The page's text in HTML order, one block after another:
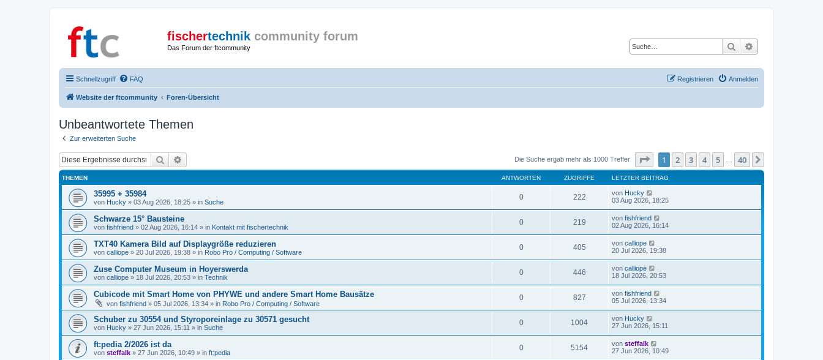
fischertechnik community forum
Das Forum der ftcommunity Suche
Schnellzugriff FAQ Anmelden
Registrieren
Website der ftcommunity Foren-Übersicht
Unbeantwortete Themen
Zur erweiterten Suche
Suche Die Suche ergab mehr als 1000 Treffer Seite von40
1 2 3 4 5 40
THEMEN ANTWORTEN ZUGRIFFE LETZTER BEITRAG
35995 + 35984
von Hucky » 03 Aug 2026, 18:25 » in Suche
0 222 von Hucky
03 Aug 2026, 18:25
Schwarze 15° Bausteine
von fishfriend » 02 Aug 2026, 16:14 » in Kontakt mit fischertechnik
0 219 von fishfriend
02 Aug 2026, 16:14
TXT40 Kamera Bild auf Displaygröße reduzieren
von calliope » 20 Jul 2026, 19:38 » in Robo Pro / Computing / Software
0 405 von calliope
20 Jul 2026, 19:38
Zuse Computer Museum in Hoyerswerda
von calliope » 18 Jul 2026, 20:53 » in Technik
0 446 von calliope
18 Jul 2026, 20:53
Cubicode mit Smart Home von PHYWE und andere Smart Home Bausätze
von fishfriend » 05 Jul 2026, 13:34 » in Robo Pro / Computing / Software
0 827 von fishfriend
05 Jul 2026, 13:34
Schuber zu 30554 und Styroporeinlage zu 30571 gesucht
von Hucky » 27 Jun 2026, 15:11 » in Suche
0 1004 von Hucky
27 Jun 2026, 15:11
ft:pedia 2/2026 ist da
von steffalk » 27 Jun 2026, 10:49 » in ft:pedia
0 5154 von steffalk
27 Jun 2026, 10:49